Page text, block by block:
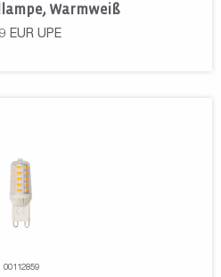
Warmweiß
EUR UPE
00112859